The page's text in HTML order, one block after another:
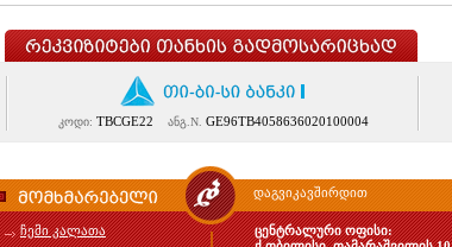
კოდი: TBCGE22 ანგ.N. GE96TB4058636020100004
დაგვიკავშირდით
ჩემი კალათა
ცენტრალური ოფისი: